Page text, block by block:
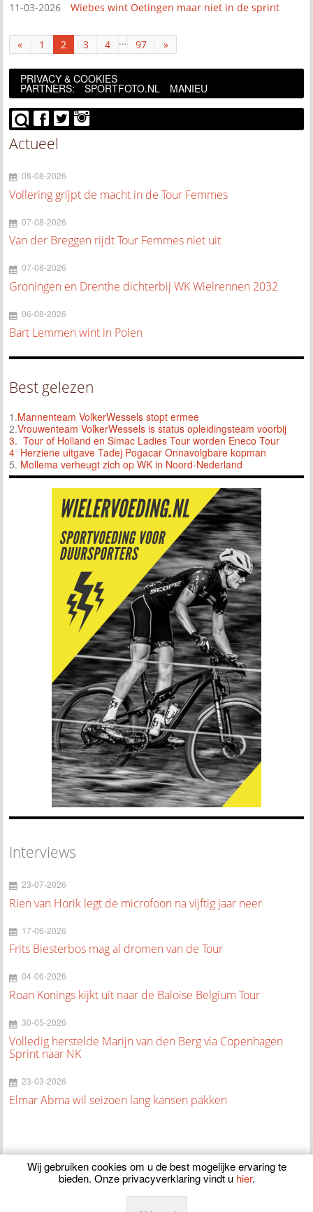
11-03-2026
Wiebes wint Oetingen maar niet in de sprint
« 1 2 3 4 ... 97 »
PRIVACY & COOKIES
PARTNERS: SPORTFOTO.NL MANIEU
Actueel
08-08-2026
Vollering grijpt de macht in de Tour Femmes
07-08-2026
Van der Breggen rijdt Tour Femmes niet uit
07-08-2026
Groningen en Drenthe dichterbij WK Wielrennen 2032
06-08-2026
Bart Lemmen wint in Polen
Best gelezen
1.Mannenteam VolkerWessels stopt ermee
2.Vrouwenteam VolkerWessels is status opleidingsteam voorbij
3. Tour of Holland en Simac Ladies Tour worden Eneco Tour
4 Herziene uitgave Tadej Pogacar Onnavolgbare kopman
5. Mollema verheugt zich op WK in Noord-Nederland
Interviews
23-07-2026
Rien van Horik legt de microfoon na vijftig jaar neer
17-06-2026
Frits Biesterbos mag al dromen van de Tour
04-06-2026
Roan Konings kijkt uit naar de Baloise Belgium Tour
30-05-2026
Volledig herstelde Marijn van den Berg via Copenhagen
Sprint naar NK
23-03-2026
Elmar Abma wil seizoen lang kansen pakken
Wij gebruiken cookies om u de best mogelijke ervaring te
bieden. Onze privacyverklaring vindt u hier.